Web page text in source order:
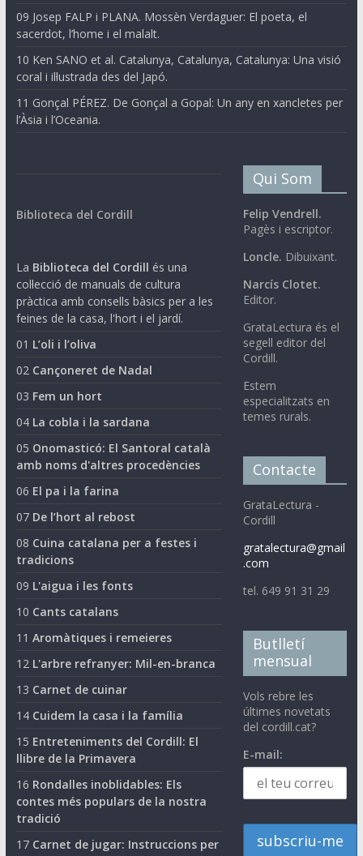
09 Josep FALP i PLANA. Mossèn Verdaguer: El poeta, el
sacerdot, l’home i el malalt.
10 Ken SANO et al. Catalunya, Catalunya, Catalunya: Una visió
coral i il·lustrada des del Japó.
11 Gonçal PÉREZ. De Gonçal a Gopal: Un any en xancletes per
l’Àsia i l’Oceania.
Biblioteca del Cordill
La Biblioteca del Cordill és una
col·lecció de manuals de cultura
pràctica amb consells bàsics per a les
feines de la casa, l'hort i el jardí.
01 L’oli i l’oliva
02 Cançoneret de Nadal
03 Fem un hort
04 La cobla i la sardana
05 Onomasticó: El Santoral català
amb noms d'altres procedències
06 El pa i la farina
07 De l’hort al rebost
08 Cuina catalana per a festes i
tradicions
09 L'aigua i les fonts
10 Cants catalans
11 Aromàtiques i remeieres
12 L'arbre refranyer: Mil-en-branca
13 Carnet de cuinar
14 Cuidem la casa i la família
15 Entreteniments del Cordill: El
llibre de la Primavera
16 Rondalles inoblidables: Els
contes més populars de la nostra
tradició
17 Carnet de jugar: Instruccions per
Qui Som
Felip Vendrell.
Pagès i escriptor.
Loncle. Dibuixant.
Narcís Clotet.
Editor.
GrataLectura és el
segell editor del
Cordill.
Estem
especialitzats en
temes rurals.
Contacte
GrataLectura -
Cordill
gratalectura@gmail
.com
tel. 649 91 31 29
Butlletí
mensual
Vols rebre les
últimes novetats
del cordill.cat?
E-mail: